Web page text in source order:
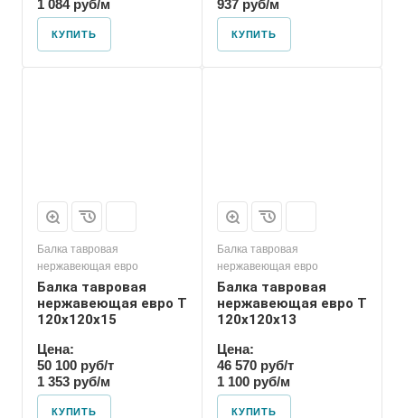
1 084 руб/м
КУПИТЬ
937 руб/м
КУПИТЬ
Балка тавровая
нержавеющая евро
Балка тавровая
нержавеющая евро T
120х120х15
Цена:
50 100 руб/т
1 353 руб/м
КУПИТЬ
Балка тавровая
нержавеющая евро
Балка тавровая
нержавеющая евро T
120х120х13
Цена:
46 570 руб/т
1 100 руб/м
КУПИТЬ